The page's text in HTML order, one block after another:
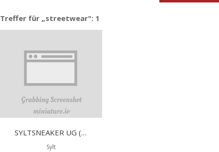
Treffer für „streetwear": 1
SYLTSNEAKER UG (HAFTUNGSBESCHRÄNKT)
Sylt